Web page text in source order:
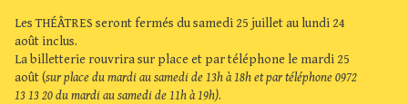
Les THÉÂTRES seront fermés du samedi 25 juillet au lundi 24
août inclus.
La billetterie rouvrira sur place et par téléphone le mardi 25
août (sur place du mardi au samedi de 13h à 18h et par téléphone 0972
13 13 20 du mardi au samedi de 11h à 19h).